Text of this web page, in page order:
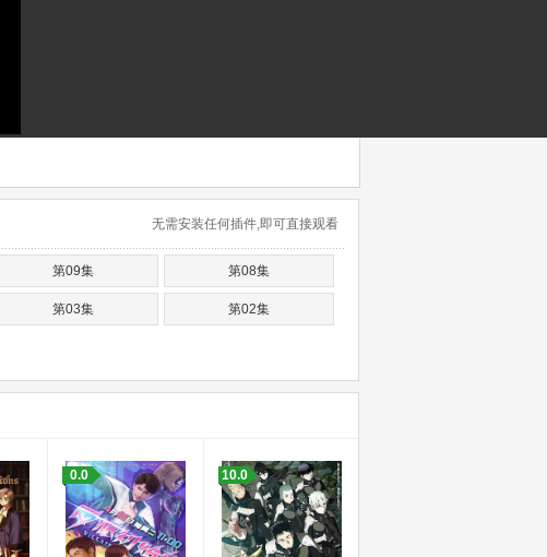
无需安装任何插件,即可直接观看
第09集 第08集
第03集 第02集
0.0 10.0